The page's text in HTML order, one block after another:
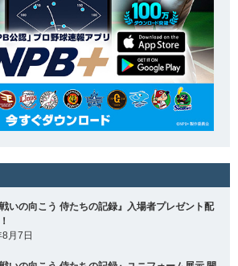
いの向こう 侍たちの記録』入場者プレゼント配
月7日